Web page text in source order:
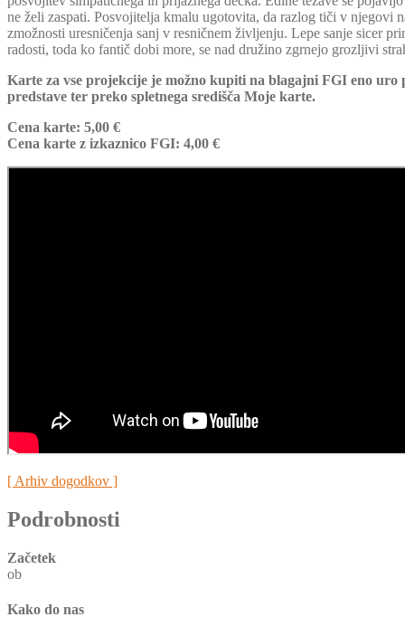
ne želi zaspati. Posvojitelja kmalu ugotovita, da razlog tiči v njegovi
zmožnosti uresničenja sanj v resničnem življenju. Lepe sanje sicer
radosti, toda ko fantič dobi more, se nad družino zgrnejo grozljivi
Karte za vse projekcije je možno kupiti na blagajni FGI eno uro
predstave ter preko spletnega središča Moje karte.
Cena karte: 5,00 €
Cena karte z izkaznico FGI: 4,00 €
[ Arhiv dogodkov ]
Podrobnosti
Začetek
ob
Kako do nas